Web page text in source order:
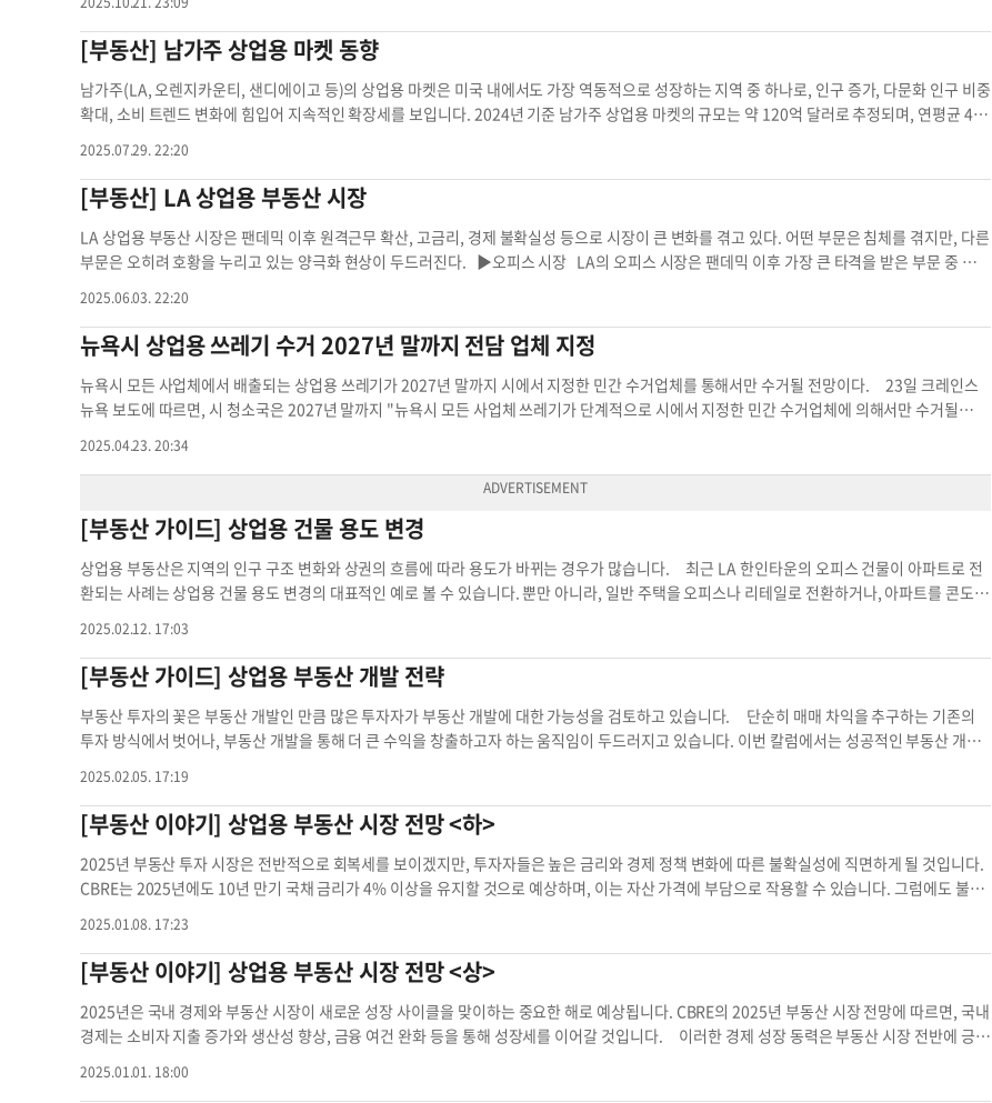
체류 신분을 연방 확인 시스템(SAVE)으로 의무 조회하고, 영어 능력 검증을 강화했다. 또 면허 유효기간을 최대 1년으
로 제한하며 기존 발급분도 전수조사를 거쳐 연방법 위반이 확인되면 즉시 취소하도록 했다. 그러나 강화 규정이 시
행된 지 불과 3주 만에 불법체류자가 대형 사고를 일으켰다. 지난 21일 샌버나디노카운티 온타리오 10번 프리웨이에
서 불체자인 자샨프릿 싱(21)이 주행 중인 차량을 들이받아 3명이 숨졌다. 싱은 지난 15일 생일을 맞아 면허 제한이
해제됐으나, 연방 정부는 “이 과정에서 새 규정이 적용되지 않았다”고 지적했다. 더피 장관은 “가주정부가 즉시 규정
증 체계 전반에 구조적 허점이 있다고 보고 있다. 연방교통부 산하 연방자동차운송안전청(FMCSA) 감사 결과, 가주
의 비거주 CDL 표본 중 약 4분의 1이 연방법을 위반한 상태에서 발급된 사실이 확인됐다. 또 취업허가서(EAD) 만료
후에도 수년간 유효 상태로 남아 있던 CDL 4건이 적발됐다. 더피 장관은 “가주는 트럭 운전자가 영어로 의사소통하
고 도로 표지판을 이해하도록 요구하지 않는 사실상 유일한 주”라고 강조했다. 그러나 가주 주지사실과 가주 차량국
(DMV)은 “운전자가 연방 승인 EAD를 보유한 상태에서 면허를 취득했고, 절차는 연방법에 따라 진행됐다”며 연방의
편 규제 강화의 여파는 한인 업계를 비롯한 현장에서도 즉각적으로 체감되고 있다. 불법체류 운전자 문제로 규제가
강화되면서 합법 운전자들에게까지 부담이 전가되고 있다는 지적이다. 운송업체 무빙24의 저스틴 김 대표는 “불체
운전자들 때문에 규제 강도가 높아지면서 오히려 기존 기사들이 더 많은 검문과 확인 절차를 겪고 있다”며 “특히 주 경
계를 넘는 장거리 기사들의 부담이 커졌다”고 말했다. 항만 물류 부문도 타격을 받고 있다. 오클랜드항 기반 운송사
AB트럭킹의 빌 아부디 대표는 “트럭 운전자는 모든 물류의 마지막 연결고리”라며 “인력난이 심화되면 코로나19 당
럭 가주의 상업용
이러한 흐름 속에서 국내 물류 인프라의 중요성이 급격히 부각되었고, 기업들은 안정적인 재고 확보를 위해 창고 면적을 확장해야 했다. 변경된 공
급망 루트에 대응하기 위해 새로운 유통 센터를 물색하게 되었다. 그 결과 주요 항만 인근과 내륙 교통의 요지에 위치한 물류 시설에 대한 임대 수요
가 폭발적으로 증가했으며 특히 콜드스토리지 등 특수 물류 시설에 대한 수요는 식품 및 의약품 등 필수 소비재 공급망 안정화 필요성과 맞물려 두
드러진 증가세를 보였다. 반면 오피스 시장은 관세 정책이 불러온 불확실성에 직면해 부정적인 영향을 피해 가지 못했다. 특히 글로벌 무역과 연
관된 금융 물류 제조업 등에서 신규 채용과 사업 확장 계획을 위축시키는 결과를 낳았다. 결국 이러한 경기 불확실성은 오피스 공간에 대한 순수한
조적 침체의 씨앗을 뿌린 것은 아니지만, 오피스 시장이 직면한 본질적인 전환점에서 부정적인 요인으로 작용하며 그 어려움을 가중시킨 측면이 있
다. 소매 상업용 부동산 또한 직간접적인 타격을 받았는데 관세로 인한 수입품 가격 상승은 결국 소비자 물가를 끌어올리는 요인으로 작용했다.
백화점과 대형 유통업체들은 원가 상승분을 소비자에게 전가할지 자신들의 마진을 줄일지 힘든 선택의 부담 받으며 점포 운영을 더욱 수축하는 모
습을 보였다. 물론 일부 국내 생산 제조업체들이 관세 장벽 덕분에 가격 경쟁력에서 숨통을 틔우며 간접적인 혜택을 보는 경우도 있었지만, 이는 전
체적인 소매 부동산 시장의 침체 국면을 뒤집기에는 역부족이었다. 관세의 영향은 지역에 따라 뚜렷한 차이를 보였다. 제조업 벨트로 불리는 중
는 지역들은 상대국의 보복 관세로 인해 농산물 판매가 어려워지며 지역 시장의 활력을 떨어뜨리는 결과를 초래했다. 투자 측면에서는 국제적 자
본, 특히 중국 자본의 국내 부동산 투자 유입이 무역 긴장과 자국 내 자본 통제 강화로 인해 뚜렷이 줄었다. 이는 고급 오피스와 호텔 등에 집중되던
투자 자금의 흐름이 변화하는 계기가 되었으며, 상대적으로 안정적이고 오히려 수혜를 보는 물류 부동산으로 투자자의 관심이 재조정되는 현상을
낳았다. 산업용 부동산이라는 명백한 승자와 오피스 및 소매 부동산이라는 상대적 패자를 동시에 만들어내며 시장 내 양극화 현상을 심화시켰고
향후 미국의 무역 정책 방향이 어떠하든 상업용 부동산은 더는 과거의 안정된 패턴으로 돌아갈 수 없을 것이다. 글로벌 경제의 지각 변동 속에서 보
동산 관세 정책
[부동산] 남가주 상업용 마켓 동향
남가주(LA, 오렌지카운티, 샌디에이고 등)의 상업용 마켓은 미국 내에서도 가장 역동적으로 성장하는 지역 중 하나로, 인구 증가, 다문화 인구 비중
확대, 소비 트렌드 변화에 힘입어 지속적인 확장세를 보입니다. 2024년 기준 남가주 상업용 마켓의 규모는 약 120억 달러로 추정되며, 연평균 4~
주도하고 있습니다. ▶소비 트렌드 변화 건강식품 및 특화 식품 수요 급증했습니다. 유기농, 비건, 글루텐 프리 제품을 취급하는 매장이 연간 1
5% 이상 증가하고 있으며, 대형 마켓도 전용 코너를 확대 중입니다. 또한 히스패닉, 아시안(특히 한국, 중국, 일본), 중동계 음식 및 생활용품에 대
한 수요가 늘어나면서 특화 매장이 성장하고 있습니다. 또한 간편 조리 식품, 소포장 신선식품, 배달 통합 서비스를 포함한 편의성 중심 소비가 인
기를 끌고 있습니다. ▶부동산 및 입지 경쟁 LA 웨스트사이드, 어바인, 샌디에이고 다운타운 등 교통 편리 및 주거 밀집 지역의 상업용 공간 임
대료가 2020년 대비 20~30% 상승했습니다. 저비용 창업을 원하는 소상공인들을 위한 단기 임대 공간과 소규모 팝업 스토어, 공유 마켓 개념이
존Go 스타일의 무인 결제, 캐시리스 매장이 테스트 중이며, RFID 및 컴퓨터 비전 기술 활용이 증가하고 있습니다. AI 기반 재고 관리로 실시간 수
요 예측과 자동화된 발주 시스템으로 폐기물을 10~15% 줄이는 사례가 나타나고 있으며, 인스타그램·틱톡을 통한 타깃 광고와 인플루언서 협업
이 주요 홍보 수단으로 자리 잡았습니다. ▶지속 가능성과 규제 대응 2032년까지 일회용 플라스틱 100% 재활용 의무화하는 가주 SB 54 법안
에 따라 대체 포장재 시장이 성장 중입니다. 태양광 패널 설치 보조금 및 LED 조명 전환으로 에너지 비용을 20% 이상 절감하는 사업자가 증가했으
며, 지역 농산물 직거래 비중 확대 및 탄소 발자국 감소를 위한 로컬 소싱이 퍼지고 있습니다. ▶도전 과제와 전망 상업용 부동산 평균 임대료가
다. 기술·친환경 솔루션과 연계한 고부가가치 서비스 제공업체가 시장을 선도할 전망입니다. ▶성공 전략 제안 성공 전략으로는 맞춤형 상품
구성과 프로모션을 위한 빅데이터 분석 도입 등 소비자 데이터를 활용하고, 오프라인 매장과 온라인 구독 서비스 병행하는 유통 채널 다각화, 로컬
만, 지속 가능한 비즈니스 모델 구축이 필수적입니다. ▶문의: (213)445-4989 현호석/마스터 리얼티 대표부동산 남가주 상업용 상업용 마켓 상
2025.07.29. 22:20
[부동산] LA 상업용 부동산 시장
LA 상업용 부동산 시장은 팬데믹 이후 원격근무 확산, 고금리, 경제 불확실성 등으로 시장이 큰 변화를 겪고 있다. 어떤 부문은 침체를 겪지만, 다른
부문은 오히려 호황을 누리고 있는 양극화 현상이 두드러진다. ▶오피스 시장 LA의 오피스 시장은 팬데믹 이후 가장 큰 타격을 받은 부문 중 하나
통적 오피스 중심지에서 공실률이 높아지면서 임대료 인하 및 유인책이 늘고 있다. 기업들의 하이브리드 근무 정책이 장기화되면서 대형 오피스 공
간에 대한 수요가 줄어든 것이 주요 원인이다. 그러나 고급 오피스 빌딩(Class A)은 비교적 안정적인 수요를 유지하고 있으며, 친환경 설계와 첨단
시설을 갖춘 ‘ESG(환경·사회·지배구조)’ 친화적 오피스에 대한 선호도가 높아지고 있다. 많은 개발사가 오피스 빌딩을 주거용 또는 혼합 용도로
전환하는 사례를 늘리고 있다. ▶리테일 부동산 온라인 쇼핑의 확산으로 인해 LA의 대형 쇼핑몰들은 어려움을 겪고 있다. 특히 패션 디스트릭
트와 전통적인 쇼핑 중심가에서 매출 감소와 임대 공간 증가가 두드러진다. 그러나 생활밀착형 리테일 공간과 고급 부티크는 오히려 성장 중이
또한, 푸드홀과 체험형 소매 트렌드가 강세를 보이며, 단순 쇼핑이 아닌 문화·엔터테인먼트 공간의 역할이 중요해지고 있다. ▶산업용 및 물류
부동산 LA는 국내 최대의 항구를 보유한 물류 중심지로, 산업용 부동산과 물류 창고에 대한 수요가 급증하고 있다. 아마존, 월마트, 페덱스 등의
미만으로 극히 낮으며, 임대료는 지속해서 상승 중이다. ▶호텔 및 관광 부동산 LA의 호텔 시장도 꾸준한 회복세를 보이고 있다. 2023년 기준
타모니카 등 시장은 중국 및 중동 관광객들의 귀환으로 호조를 보인다. 2028년 LA 올림픽을 앞두고 호텔 개발과 리모델링 투자가 활발해질 전망이
며, 단기 임대(에어비앤비 등)와 콘도미니엄 호텔 시장도 성장할 것으로 예상된다. ▶결론 LA의 상업용 부동산 시장은 전통적인 오피스와 쇼핑
몰의 쇠퇴와 함께 새로운 트렌드가 부상하는 과도기다. 디지털 경제 성장에 따른 물류 수요 증가, 관광업 회복, 주거용 전환 가능성 등이 주요 변수
로 작용할 것이다. 투자자들은 부문별 차이를 정확히 분석하고, ESG와 기술 혁신을 고려한 전략을 세워야 할 시점이다. LA는 여전히 글로벌 자본
이 집중되는 도시이지만, 변화하는 시장 흐름에 발맞추지 못한다면 기회를 놓칠 수 있다. ▶문의:(213)445-4989 현호석 마스터 리얼티 대표부동
2025.06.03. 22:20
뉴욕시 상업용 쓰레기 수거 2027년 말까지 전담 업체 지정
뉴욕시 모든 사업체에서 배출되는 상업용 쓰레기가 2027년 말까지 시에서 지정한 민간 수거업체를 통해서만 수거될 전망이다. 23일 크레인스
뉴욕 보도에 따르면, 시 청소국은 2027년 말까지 "뉴욕시 모든 사업체 쓰레기가 단계적으로 시에서 지정한 민간 수거업체에 의해서만 수거될
입했다. CWZ 제도는 뉴욕시를 20개의 상업용 폐기물 구역으로 나누고, 각 구역마다 최대 3개의 민간 수거업체를 선정해 이 업체들만 폐기물을 수
거하도록 하는 내용을 담고 있다. 이는 기존의 비효율적인 수거 시스템으로 개선하고, 차량 이동 거리와 온실 가스 배출을 줄이는 동시에 쓰레기
며 10만 개 넘는 사업체의 쓰레기를 수거해왔고, 이러한 무질서한 시스템으로 충돌 사고가 발생하고 탄소 배출량이 늘어나는 등 문제가 계속됐기
때문이다. 다만 해당 조례 제정 이후 코로나19 팬데믹이 발생해 진행이 지연됐고, 새로 지정된 수거업체와 계약시 심각한 요금 인상을 방지하도
록 시정부가 협상하는 시간이 길어지며 올해 초에야 중부 퀸즈에서 해당 제도가 첫 시행됐다. 시정부는 잭슨하이츠, 코로나, 엘름허스트 등이 포
함된 중부 퀸즈 지역에서 해당 제도에 대한 긍정적인 결과가 나왔다고 밝혔다. 3월 기준 해당 구역의 1만1000여개 사업체 중 새로 배정된 쓰레기
수거업체의 서비스나 요금에 대해 불만을 제기한 업체는 한 곳도 없었던 것으로 파악됐다. 환경 노조와 환경단체연합은 "2022년부터 2024년
사이 상업용 쓰레기 수거로 인해 총 61건의 심각한 충돌 사고로 103명의 부상자와 3명의 사망자가 발생했다"며 시 청소국에 "제도를 더 빨리 시행
할 것"을 촉구했다. 이에 청소국은 어느 구역부터 순차적으로 제도를 시행할 계획인지 발표했다. 계획에 따르면 다음 시행 구역은 브롱스 지역
시행될 예정인 남서부 브루클린·북동부 맨해튼 등 지역은 2027년 말 시행될 것으로 계획됐다. 윤지혜 기자yoon.jihye@koreadailyny.com상
업용 쓰레기 쓰레기 수거업체가 민간 수거업체 사업체 쓰레기
2025.04.23. 20:34
[부동산 가이드] 상업용 건물 용도 변경
상업용 부동산은 지역의 인구 구조 변화와 상권의 흐름에 따라 용도가 바뀌는 경우가 많습니다. 최근 LA 한인타운의 오피스 건물이 아파트로 전
환되는 사례는 상업용 건물 용도 변경의 대표적인 예로 볼 수 있습니다. 뿐만 아니라, 일반 주택을 오피스나 리테일로 전환하거나, 아파트를 콘도미
사례와 접근 방식을 소개하고자 합니다. 상업용 부동산의 용도 변경은 창의적이고 선구적인 투자자들에게 높은 투자 수익을 안겨줄 수 있습니다.
예를 들어, 한인 투자자들이 많이 보유하고 있는 아파트를 콘도로 개조하는 방식은 현실적으로 접근 가능한 투자 전략 중 하나입니다. 아파트를 콘
도로 개조하려면 우선 투자 수익률을 면밀히 계산해야 합니다. 일반적으로 구입 가격 대비 약 2배의 분양가를 목표로 설정하는 것이 바람직합니다.
예를 들어, 유닛당 25만 달러에 구입한 아파트라면 개조 후 40만~50만 달러의 분양가를 받을 수 있어야 합니다. 이를 위해 리노베이션 비용, 공사
비, 법적 절차 비용, 그리고 마케팅 및 분양 비용 등을 사전에 철저히 분석해야 합니다. 개조 과정은 다음과 같은 단계로 진행됩니다. 우선 시정부
링과 공용 공간 개선, 배관 및 전기 시스템 업그레이드 등 구체적인 작업이 진행됩니다. 이후, 분양 마케팅과 법적 절차를 통해 투자 수익을 실현하
게 됩니다. 다음 사례를 통해 프로젝트의 수익성을 살펴보겠습니다. 20유닛 아파트를 500만 달러(유닛당 25만 달러)에 구입하고, 설계 및 허가
비용 20만 달러, 공사 비용 200만 달러(유닛당 10만 달러), 법적 절차 비용 20만 달러, 마케팅 비용 40만 달러 등 총 투자 비용은 780만 달러가 들
었습니다. 이후 유닛당 50만 달러(총 1000만 달러)에 분양을 한다면 약 220만 달러의 투자 수익을 창출할 수 있습니다. 여기서 중요한 것은 이
아파트가 위치한 시장의 수요와 공급, 그리고 평균 매매가에 대한 충분한 검토입니다. 위의 사례에서와 같이 성공적인 용도 변경 프로젝트를 위해
다. 또한, 전문가와의 협력을 통해 리스크를 최소화하고 프로젝트를 원활히 진행해야 합니다. 상업용 건물의 용도 변경 리노베이션은 단순 투자
이상의 높은 수익성을 제공할 수 있는 기회입니다. 그러나 이러한 프로젝트는 철저한 계획과 준비 없이는 성공하기 어렵습니다. 지역 시장의 특성
을 이해하고, 정확한 비용 분석과 전문가의 협력을 통해 효과적으로 진행한다면, 용도 변경은 투자 가치를 극대화할 수 있는 훌륭한 전략이 될 것입
니다. ▶문의: (213)613-3137 렉스 유 / CBRE Korea Desk 대표부동산 가이드 상업용 건물 상업용 건물 용도 변경 투자 수익률
2025.02.12. 17:03
[부동산 가이드] 상업용 부동산 개발 전략
부동산 투자의 꽃은 부동산 개발인 만큼 많은 투자자가 부동산 개발에 대한 가능성을 검토하고 있습니다. 단순히 매매 차익을 추구하는 기존의
투자 방식에서 벗어나, 부동산 개발을 통해 더 큰 수익을 창출하고자 하는 움직임이 두드러지고 있습니다. 이번 칼럼에서는 성공적인 부동산 개발
조닝(Zoning) 규제를 검토하고, 투자가의 목표에 부합하는 용도로 개발이 가능한지를 확인해야 합니다. 만약 현재 조닝이 계획과 맞지 않더라도,
시 정부와 협상해 용도 변경이 가능한지 확인하는 과정이 필요합니다. 또한, 인구 증가, 경제적 성장 가능성, 경쟁 부동산의 상황 등 시장 데이터
를 분석해 해당 지역의 개발 잠재력을 평가해야 합니다. 예를 들어, 도심에서 가까운 지역이나 상업 활동이 활발한 지역은 더 큰 수익을 창출할 가능
성이 높습니다. 부동산 개발은 큰 수익 가능성을 제공하지만, 그에 상응하는 리스크도 존재합니다. 이러한 리스크를 사전에 파악하고 대비해야만
성공적인 개발이 가능합니다. 1. 예산 초과 대부분의 개발 프로젝트는 계획보다 비용이 초과하는 경우가 많습니다. 예상치 못한 설계 변경, 자재
공사 일정이 지연되면 추가 비용 발생뿐만 아니라 프로젝트 완공 후 예상되는 수익 흐름에도 차질이 생깁니다. 시공사를 선정할 때 과거 실적과 신
뢰도를 철저히 검토하고, 프로젝트 일정에 대한 명확한 계약 조건을 설정해야 합니다. 3. 입주자 확보 개발이 완료된 후 부동산의 가치와 수익성
을 결정짓는 핵심 요소는 입주자입니다. 공사 초기에 입주자를 유치할 수 있는 전략을 마련하고, 마케팅 전문가의 도움을 통해 리스 또는 분양 계획
을 실행해야 합니다. 부동산 개발은 혼자 진행하기에는 매우 복잡한 과정입니다. 부지 선정부터 시공, 마케팅, 운영에 이르기까지 각 분야의 전문
가와 협력하는 것이 필수적입니다. 예를 들어, 설계 단계에서부터 공사 완공 후의 마케팅까지 모든 과정에서 전문 지식을 갖춘 파트너와 협력하면
각할 것인지에 대한 전략적 결정을 내려야 합니다. 이러한 결정은 시장 상황, 투자 목표, 자금 흐름 등을 종합적으로 고려해야 합니다. 부동산 개발
2025.02.05. 17:19
[부동산 이야기] 상업용 부동산 시장 전망 <하>
2025년 부동산 투자 시장은 전반적으로 회복세를 보이겠지만, 투자자들은 높은 금리와 경제 정책 변화에 따른 불확실성에 직면하게 될 것입니다.
CBRE는 2025년에도 10년 만기 국채 금리가 4% 이상을 유지할 것으로 예상하며, 이는 자산 가격에 부담으로 작용할 수 있습니다. 그럼에도 불구
부동산 섹터로 자리 잡을 것입니다. 오피스 시장은 여전히 회복세가 더딜 것으로 예상하며, 투자자들은 프라임 오피스 자산에 집중할 가능성이 큽
니다. 반면, 리테일 시장은 강력한 펀더멘털을 기반으로 기관 투자가들의 관심을 다시 끌어들일 것입니다. 국내 경제가 경기 침체를 피하고 안정
적인 성장세를 유지하고 있지만, 글로벌 경제에는 여전히 불확실성이 존재합니다. 특히 중국 경제의 둔화는 글로벌 부동산 시장에 부정적인 영향
을 미칠 수 있는 주요 리스크로 평가됩니다. 중국의 주택 시장과 소비 침체는 글로벌 원자재 시장에도 영향을 주어 국내 건설 비용 상승으로 이어질
수 있습니다. 또한, 2025년 정부의 경제 정책 변화는 부동산 시장에 직접적인 영향을 미칠 것입니다. 인프라 투자 확대, 방위산업 강화 등은 건설
에 대한 새로운 기회를 창출할 수 있습니다. 부동산 시장에서는 자산 유형별로 다른 회복 속도를 보일 전망입니다. 특히 프라임 오피스와 데이터
2025.01.08. 17:23
[부동산 이야기] 상업용 부동산 시장 전망 <상>
2025년은 국내 경제와 부동산 시장이 새로운 성장 사이클을 맞이하는 중요한 해로 예상됩니다. CBRE의 2025년 부동산 시장 전망에 따르면, 국내
경제는 소비자 지출 증가와 생산성 향상, 금융 여건 완화 등을 통해 성장세를 이어갈 것입니다. 이러한 경제 성장 동력은 부동산 시장 전반에 긍정
이 활발해질 전망입니다. 비록 10년 만기 국채 금리가 4%를 상회할 것으로 예상되지만, 자본화율(캡 레이트)은 소폭 압축될 것으로 보입니다. 이
2025.01.01. 18:00